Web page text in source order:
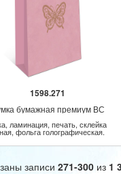
1598.271
бумажная премиум ВС
ламинация, печать, склейка
фольга голографическая.
записи 271-300из 1